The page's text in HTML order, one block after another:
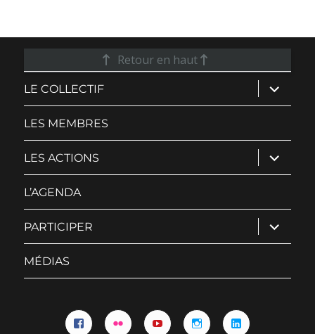
Retour en haut
LE COLLECTIF ouvrir
le
sous-
LES MEMBRES
LES ACTIONS ouvrir
le
sous-
L’AGENDA
PARTICIPER ouvrir
le
sous-
MÉDIAS